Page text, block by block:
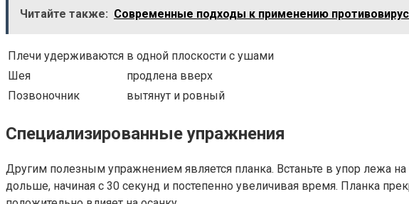
Читайте также: Современные подходы к применению
Плечи удерживаются в одной плоскости с ушами
Шея
продлена вверх
Позвоночник
вытянут и ровный
Специализированные упражнения
Другим полезным упражнением является планка. Встаньте в упор лежа
дольше, начиная с 30 секунд и постепенно увеличивая время. Планка